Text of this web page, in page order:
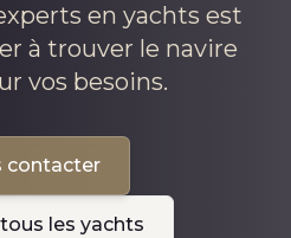
en yachts est
à trouver le navire
vos besoins.
contacter
les yachts